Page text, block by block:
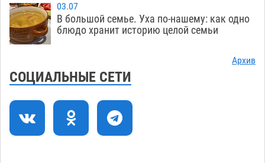
12:16
В астраханском селе невестка изрешетила
машину свекрови
06.08
нелегалов прямым рейсом из Шереметьево
11:08 Как астраханцы назвали своих детей в июле
03.07
В большой семье. Уха по-нашему: как одно
блюдо хранит историю целой семьи
Архив
СОЦИАЛЬНЫЕ СЕТИ